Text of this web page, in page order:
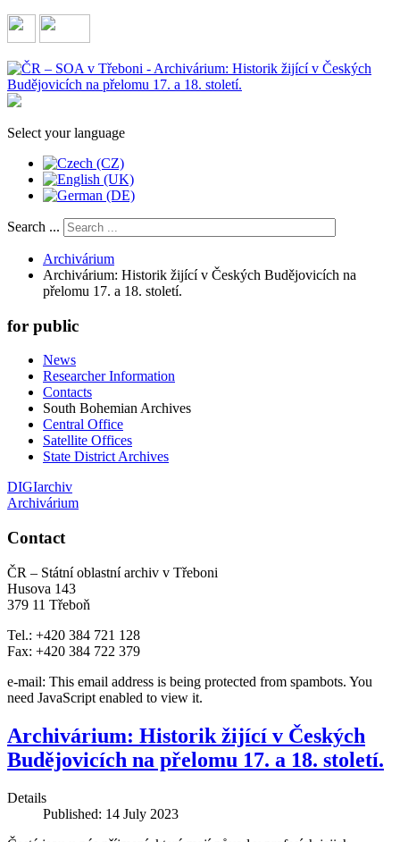
Select your language
Search ...
Archivárium
Archivárium: Historik žijící v Českých Budějovicích na
přelomu 17. a 18. století.
for public
News
Researcher Information
Contacts
South Bohemian Archives
Central Office
Satellite Offices
State District Archives
DIGIarchiv
Archivárium
Contact
ČR – Státní oblastní archiv v Třeboni
Husova 143
379 11 Třeboň
Tel.: +420 384 721 128
Fax: +420 384 722 379
e-mail: This email address is being protected from spambots. You
need JavaScript enabled to view it.
Archivárium: Historik žijící v Českých
Budějovicích na přelomu 17. a 18. století.
Details
Published: 14 July 2023